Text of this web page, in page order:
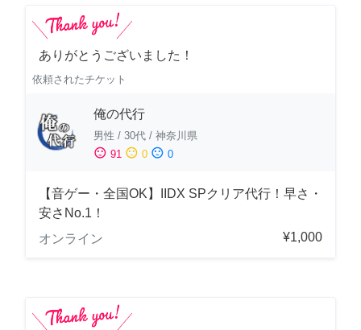
ありがとうございました！
依頼されたチケット
俺の代行
男性 / 30代 / 神奈川県
sentiment_satisfied 91 sentiment_neutral 0 sentiment_dissatisfied 0
【音ゲー・全国OK】IIDX SPクリア代行！早さ・
安さNo.1！
オンライン
¥1,000